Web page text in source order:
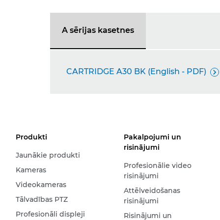
A sērijas kasetnes
CARTRIDGE A30 BK (English - PDF) 
Produkti
Jaunākie produkti
Kameras
Videokameras
Tālvadības PTZ
Profesionāli displeji
Pakalpojumi un
risinājumi
Profesionālie video
risinājumi
Attēlveidošanas
risinājumi
Risinājumi un